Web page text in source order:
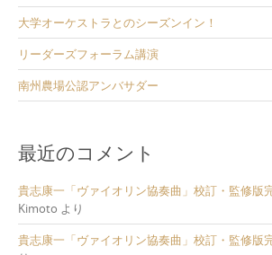
大学オーケストラとのシーズンイン！
リーダーズフォーラム講演
南州農場公認アンバサダー
最近のコメント
貴志康一「ヴァイオリン協奏曲」校訂・監修版
Kimoto より
貴志康一「ヴァイオリン協奏曲」校訂・監修版